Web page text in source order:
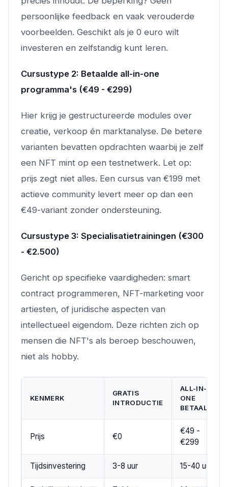
persoonlijke feedback en vaak verouderde
voorbeelden. Geschikt als je 0 euro wilt
investeren en zelfstandig kunt leren.
Cursustype 2: Betaalde all-in-one
programma's (€49 - €299)
Hier krijg je gestructureerde modules over
creatie, verkoop én marktanalyse. De betere
varianten bevatten opdrachten waarbij je zelf
een NFT mint op een testnetwerk. Let op:
prijs zegt niet alles. Een cursus van €199 met
actieve community levert meer op dan een
€49-variant zonder ondersteuning.
Cursustype 3: Specialisatietrainingen (€300
- €2.500)
Gericht op specifieke vaardigheden: smart
contract programmeren, NFT-marketing voor
artiesten, of juridische aspecten van
intellectueel eigendom. Deze richten zich op
mensen die NFT's als beroep beschouwen,
niet als hobby.
KENMERK
GRATIS
INTRODUCTIE
ALL-IN-
ONE
BETAALD
Prijs €0
€49 -
€299
Tijdsinvestering 3-8 uur 15-40 uur